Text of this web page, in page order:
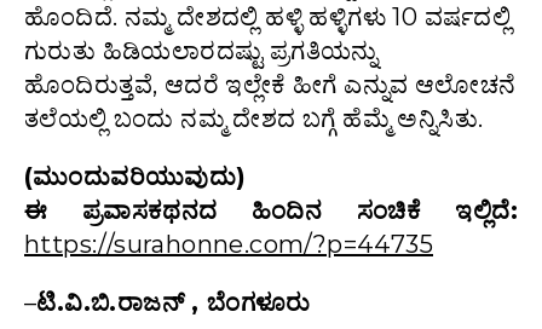
ಹೊಂದಿದೆ. ನಮ್ಮ ದೇಶದಲ್ಲಿ ಹಳ್ಳಿ ಹಳ್ಳಿಗಳು 10 ವರ್ಷದಲ್ಲಿ
ಗುರುತು ಹಿಡಿಯಲಾರದಷ್ಟು ಪ್ರಗತಿಯನ್ನು
ಹೊಂದಿರುತ್ತವೆ, ಆದರೆ ಇಲ್ಲೇಕೆ ಹೀಗೆ ಎನ್ನುವ ಆಲೋಚನೆ
ತಲೆಯಲ್ಲಿ ಬಂದು ನಮ್ಮ ದೇಶದ ಬಗ್ಗೆ ಹೆಮ್ಮೆ ಅನ್ನಿಸಿತು.
(ಮುಂದುವರಿಯುವುದು)
ಈ ಪ್ರವಾಸಕಥನದ ಹಿಂದಿನ ಸಂಚಿಕೆ ಇಲ್ಲಿದೆ:
https://surahonne.com/?p=44735
–ಟಿ.ವಿ.ಬಿ.ರಾಜನ್ , ಬೆಂಗಳೂರು